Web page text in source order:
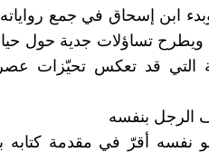
ابن إسحاق في جمع رواياته
ويطرح تساؤلات جدية حول
التي قد تعكس تحيّزات عصر
الرجل بنفسه
نفسه أقرّ في مقدمة كتابه